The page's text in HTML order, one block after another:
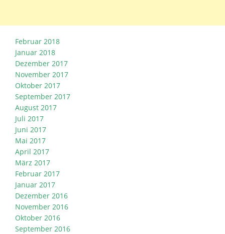
Februar 2018
Januar 2018
Dezember 2017
November 2017
Oktober 2017
September 2017
August 2017
Juli 2017
Juni 2017
Mai 2017
April 2017
März 2017
Februar 2017
Januar 2017
Dezember 2016
November 2016
Oktober 2016
September 2016